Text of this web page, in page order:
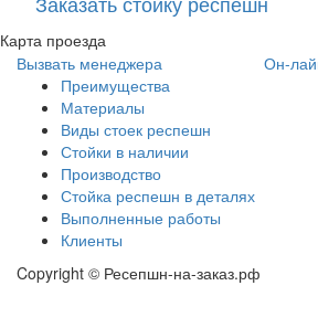
Карта проезда
Вызвать менеджера
Он-
Преимущества
Материалы
Виды стоек респешн
Стойки в наличии
Производство
Стойка респешн в деталях
Выполненные работы
Клиенты
Copyright © Ресепшн-на-заказ.рф